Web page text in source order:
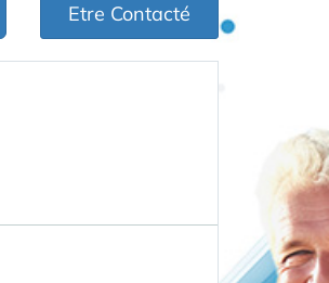
Etre Contacté